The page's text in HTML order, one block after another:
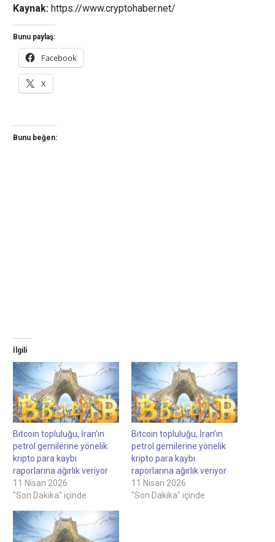
Kaynak: https://www.cryptohaber.net/
Bunu paylaş:
Facebook
X
Bunu beğen:
İlgili
Bitcoin topluluğu, İran’ın
petrol gemilerine yönelik
kripto para kaybı
raporlarına ağırlık veriyor
11 Nisan 2026
"Son Dakika" içinde
Bitcoin topluluğu, İran’ın
petrol gemilerine yönelik
kripto para kaybı
raporlarına ağırlık veriyor
11 Nisan 2026
"Son Dakika" içinde